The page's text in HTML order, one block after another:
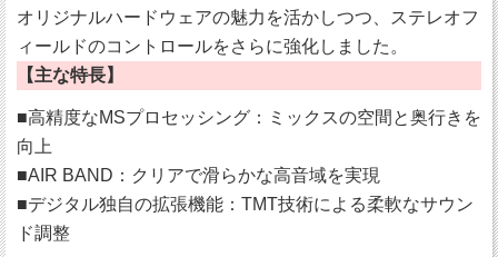
オリジナルハードウェアの魅力を活かしつつ、ステレオフ
ィールドのコントロールをさらに強化しました。
【主な特長】
■高精度なMSプロセッシング：ミックスの空間と奥行きを
向上
■AIR BAND：クリアで滑らかな高音域を実現
■デジタル独自の拡張機能：TMT技術による柔軟なサウン
ド調整